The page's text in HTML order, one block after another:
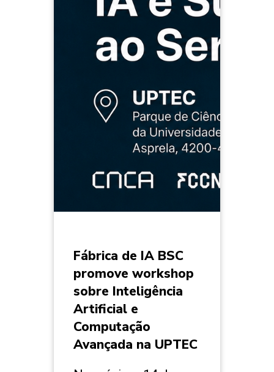
Fábrica de IA BSC
promove workshop
sobre Inteligência
Artificial e
Computação
Avançada na UPTEC